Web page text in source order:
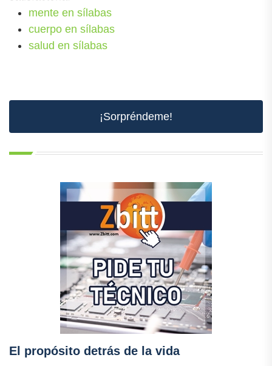
mente en sílabas
cuerpo en sílabas
salud en sílabas
¡Sorpréndeme!
El propósito detrás de la vida